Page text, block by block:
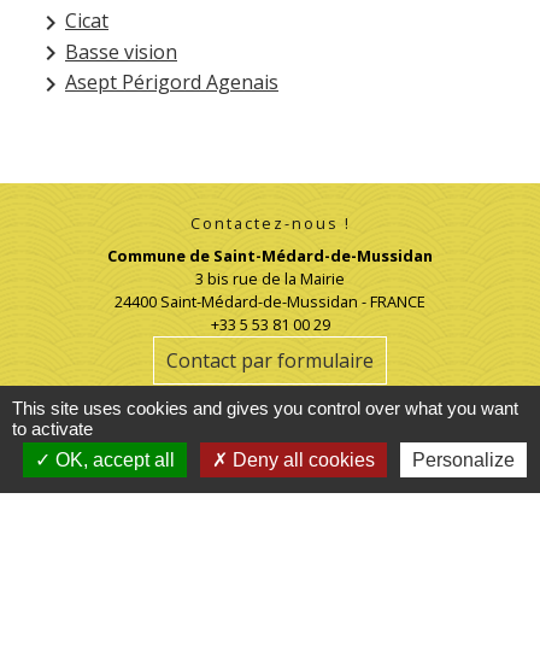
keyboard_arrow_right Cicat
keyboard_arrow_right Basse vision
keyboard_arrow_right Asept Périgord Agenais
Contactez-nous !
Commune de Saint-Médard-de-Mussidan
3 bis rue de la Mairie
24400 Saint-Médard-de-Mussidan - FRANCE
+33 5 53 81 00 29
Contact par formulaire
mairie@stmedarddemussidan.fr
This site uses cookies and gives you control over what you want
to activate
OK, accept all
Deny all cookies Personalize